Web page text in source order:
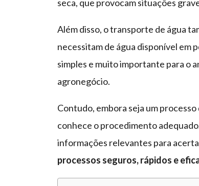
seca, que provocam situações
Além disso, o transporte de água
necessitam de água disponível em
simples e muito importante para o
agronegócio.
Contudo, embora seja um
conhece o procedimento
informações relevantes para
processos seguros, rápidos e